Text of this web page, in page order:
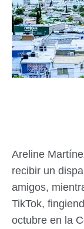
Areline
recibir un
amigos,
TikTok,
octubre en la